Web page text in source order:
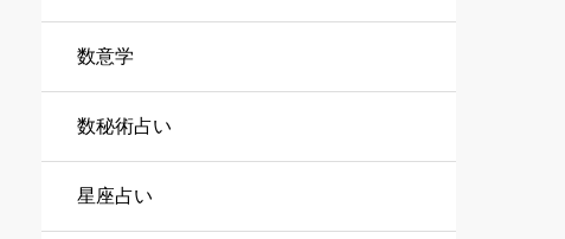
数意学
数秘術占い
星座占い